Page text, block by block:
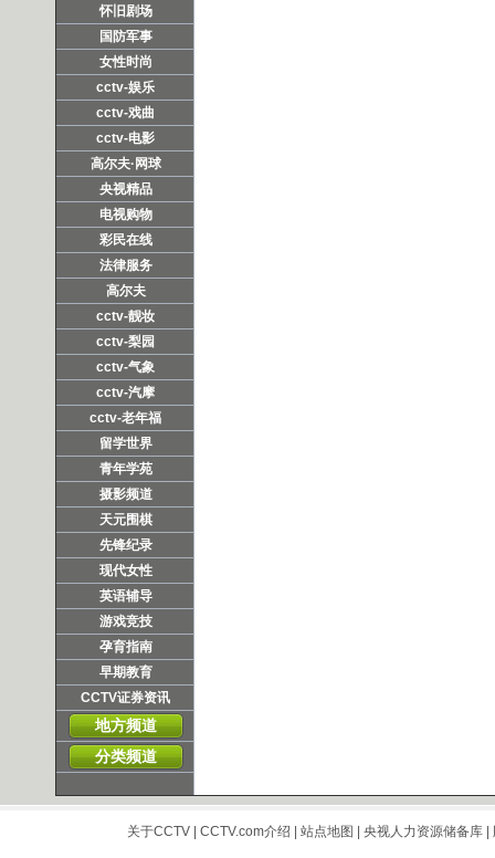
怀旧剧场
国防军事
女性时尚
cctv-娱乐
cctv-戏曲
cctv-电影
高尔夫·网球
央视精品
电视购物
彩民在线
法律服务
高尔夫
cctv-靓妆
cctv-梨园
cctv-气象
cctv-汽摩
cctv-老年福
留学世界
青年学苑
摄影频道
天元围棋
先锋纪录
现代女性
英语辅导
游戏竞技
孕育指南
早期教育
CCTV证券资讯
地方频道
分类频道
关于CCTV| CCTV.com介绍 | 站点地图 | 央视人力资源储备库|